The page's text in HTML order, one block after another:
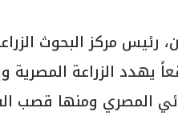
رئيس مركز البحوث
يهدد الزراعة
المصري ومنها قصب